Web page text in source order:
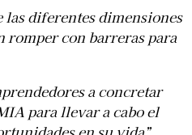
las diferentes dimensiones
romper con barreras para
a concretar
para llevar a cabo el